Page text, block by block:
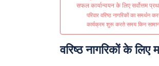
सफल कार्यान्वयन के लिए सर्वोत्तम
परिवार वरिष्ठ नागरिकों का
कार्यक्रम शुरू करते समय किन
वरिष्ठ नागरिकों के